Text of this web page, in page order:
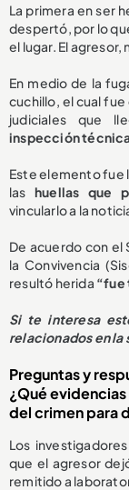
La primera en ser
despertó, por lo
el lugar. El
En medio de la
cuchillo, el cual fue
judiciales que
inspección
Este elemento fue
lashuellas que
vincularlo a la
De acuerdo con el
la Convivencia
resultó herida “fue
Si te interesa
relacionados en la
Preguntas y
¿Qué
del crimen para
Los
que el agresor
remitido a